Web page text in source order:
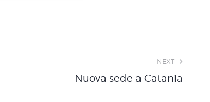
NEXT
Nuova sede a Catania